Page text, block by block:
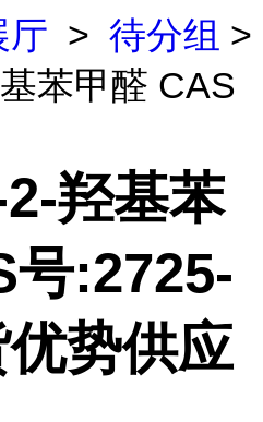
厅 > 待分组 >
苯甲醛 CAS
羟基苯
号:2725-
势供应